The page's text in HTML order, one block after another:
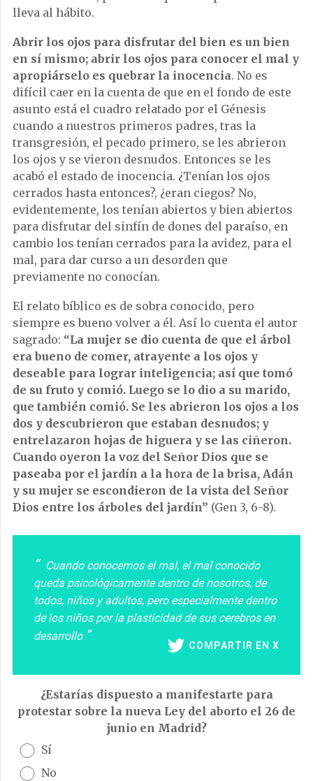
lleva al hábito.
Abrir los ojos para disfrutar del bien es un bien
en sí mismo; abrir los ojos para conocer el mal y
apropiárselo es quebrar la inocencia. No es
difícil caer en la cuenta de que en el fondo de este
asunto está el cuadro relatado por el Génesis
cuando a nuestros primeros padres, tras la
transgresión, el pecado primero, se les abrieron
los ojos y se vieron desnudos. Entonces se les
acabó el estado de inocencia. ¿Tenían los ojos
cerrados hasta entonces?, ¿eran ciegos? No,
evidentemente, los tenían abiertos y bien abiertos
para disfrutar del sinfín de dones del paraíso, en
cambio los tenían cerrados para la avidez, para el
mal, para dar curso a un desorden que
previamente no conocían.
El relato bíblico es de sobra conocido, pero
siempre es bueno volver a él. Así lo cuenta el autor
sagrado: “La mujer se dio cuenta de que el árbol
era bueno de comer, atrayente a los ojos y
deseable para lograr inteligencia; así que tomó
de su fruto y comió. Luego se lo dio a su marido,
que también comió. Se les abrieron los ojos a los
dos y descubrieron que estaban desnudos; y
entrelazaron hojas de higuera y se las ciñeron.
Cuando oyeron la voz del Señor Dios que se
paseaba por el jardín a la hora de la brisa, Adán
y su mujer se escondieron de la vista del Señor
Dios entre los árboles del jardín” (Gen 3, 6-8).
Cuando conocemos el mal, el mal conocido
queda psicológicamente dentro de nosotros, de
todos, niños y adultos, pero especialmente dentro
de los niños por la plasticidad de sus cerebros en
desarrollo
COMPARTIR EN X
¿Estarías dispuesto a manifestarte para
protestar sobre la nueva Ley del aborto el 26 de
junio en Madrid?
Sí
No